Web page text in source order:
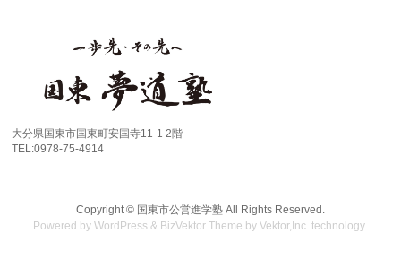
大分県国東市国東町安国寺11-1 2階
TEL:0978-75-4914
Copyright © 国東市公営進学塾All Rights Reserved.
Powered byWordPress & BizVektor Theme byVektor,Inc. technology.